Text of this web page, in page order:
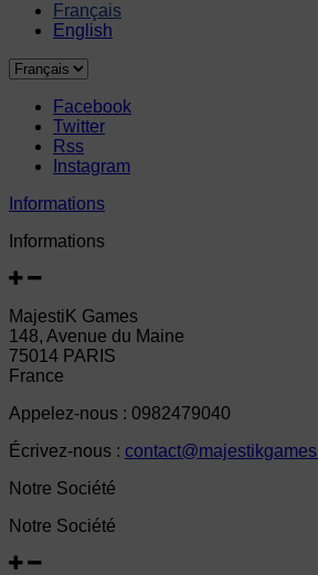
Français
English
Facebook
Twitter
Rss
Instagram
Informations
Informations
MajestiK Games
148, Avenue du Maine
75014 PARIS
France
Appelez-nous : 0982479040
Écrivez-nous :
Notre Société
Notre Société